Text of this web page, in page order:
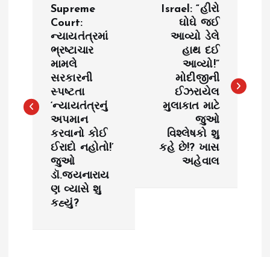
n
Supreme
Court:
ન્યાયતંત્રમાં
ભ્રષ્ટાચાર
મામલે
સરકારની
સ્પષ્ટતા
‘ન્યાયતંત્રનું
અપમાન
કરવાનો કોઈ
ઈરાદો નહોતો!’
જુઓ
ડૉ.જયનારાય
ણ વ્યાસે શુ
કહ્યું?
Israel: “હીરો
ઘોઘે જઈ
આવ્યો ડેલે
હાથ દઈ
આવ્યો!”
મોદીજીની
ઈઝરાયેલ
મુલાકાત માટે
જુઓ
વિશ્લેષકો શુ
કહે છે!? ખાસ
અહેવાલ